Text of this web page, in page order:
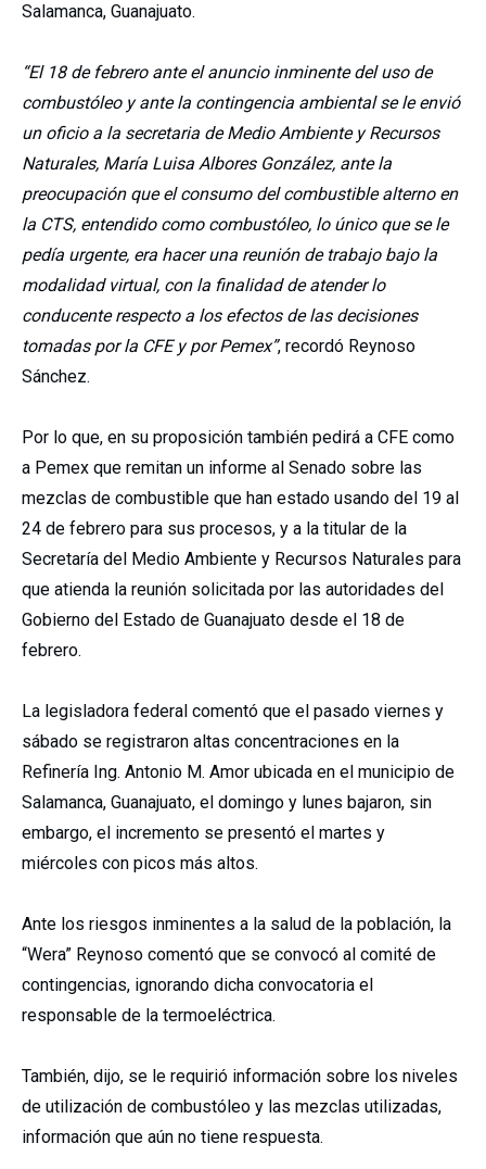
Salamanca, Guanajuato.
“El 18 de febrero ante el anuncio inminente del uso de
combustóleo y ante la contingencia ambiental se le envió
un oficio a la secretaria de Medio Ambiente y Recursos
Naturales, María Luisa Albores González, ante la
preocupación que el consumo del combustible alterno en
la CTS, entendido como combustóleo, lo único que se le
pedía urgente, era hacer una reunión de trabajo bajo la
modalidad virtual, con la finalidad de atender lo
conducente respecto a los efectos de las decisiones
tomadas por la CFE y por Pemex”, recordó Reynoso
Sánchez.
Por lo que, en su proposición también pedirá a CFE como
a Pemex que remitan un informe al Senado sobre las
mezclas de combustible que han estado usando del 19 al
24 de febrero para sus procesos, y a la titular de la
Secretaría del Medio Ambiente y Recursos Naturales para
que atienda la reunión solicitada por las autoridades del
Gobierno del Estado de Guanajuato desde el 18 de
febrero.
La legisladora federal comentó que el pasado viernes y
sábado se registraron altas concentraciones en la
Refinería Ing. Antonio M. Amor ubicada en el municipio de
Salamanca, Guanajuato, el domingo y lunes bajaron, sin
embargo, el incremento se presentó el martes y
miércoles con picos más altos.
Ante los riesgos inminentes a la salud de la población, la
“Wera” Reynoso comentó que se convocó al comité de
contingencias, ignorando dicha convocatoria el
responsable de la termoeléctrica.
También, dijo, se le requirió información sobre los niveles
de utilización de combustóleo y las mezclas utilizadas,
información que aún no tiene respuesta.